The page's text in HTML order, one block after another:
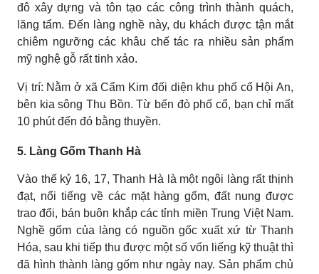
đô xây dựng và tôn tạo các công trình thành quách,
lăng tẩm. Đến làng nghề này, du khách được tận mắt
chiêm ngưỡng các khâu chế tác ra nhiều sản phẩm
mỹ nghệ gỗ rất tinh xảo.
Vị trí: Nằm ở xã Cẩm Kim đối diện khu phố cổ Hội An,
bên kia sông Thu Bồn. Từ bến đò phố cổ, bạn chỉ mất
10 phút đến đó bằng thuyền.
5. Làng Gốm Thanh Hà
Vào thế kỷ 16, 17, Thanh Hà là một ngôi làng rất thịnh
đạt, nổi tiếng về các mặt hàng gốm, đất nung được
trao đổi, bán buôn khắp các tỉnh miền Trung Việt Nam.
Nghề gốm của làng có nguồn gốc xuất xứ từ Thanh
Hóa, sau khi tiếp thu được một số vốn liếng kỹ thuật thì
đã hình thành làng gốm như ngày nay. Sản phẩm chủ